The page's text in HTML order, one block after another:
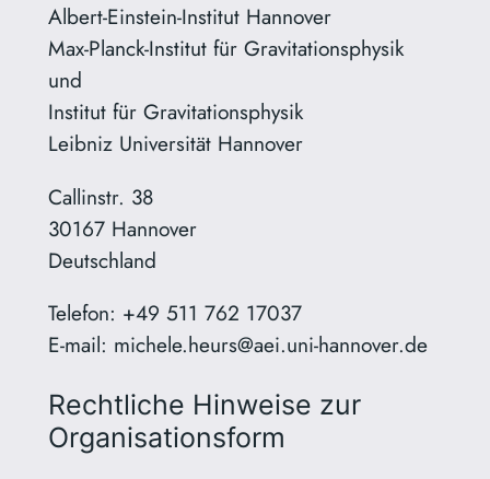
Albert-Einstein-Institut Hannover
Max-Planck-Institut für Gravitationsphysik
und
Institut für Gravitationsphysik
Leibniz Universität Hannover
Callinstr. 38
30167 Hannover
Deutschland
Telefon: +49 511 762 17037
E-mail: michele.heurs@aei.uni-hannover.de
Rechtliche Hinweise zur
Organisationsform